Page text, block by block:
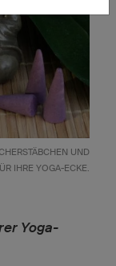
UND
IHRE YOGA-ECKE.
Yoga-